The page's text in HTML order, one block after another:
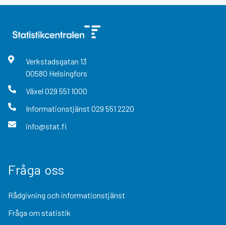
Verkstadsgatan 13
00580 Helsingfors
Växel 029 551 1000
Informationstjänst 029 551 2220
info@stat.fi
Fråga oss
Rådgivning och informationstjänst
Fråga om statistik